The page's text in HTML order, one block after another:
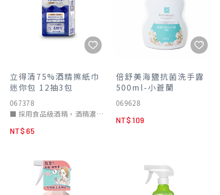
立得清75%酒精擦紙巾
迷你包 12抽3包
067378
■ 採用食品級酒精，酒精濃度
■ 一擦即淨 不留水痕
■ 包裝輕巧便攜，濕巾大抽更
■ 無添加香料、不含螢光劑
NT$ 65
倍舒美海鹽抗菌洗手露
500ml-小蒼蘭
069628
NT$ 109